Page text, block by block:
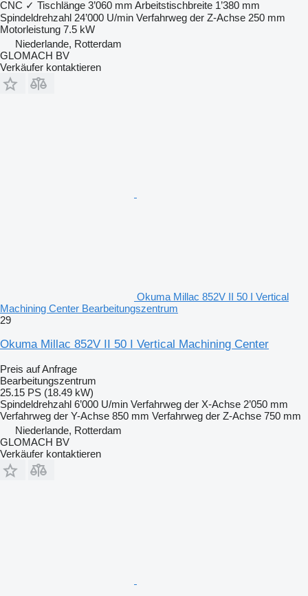
CNC ✓ Tischlänge 3’060 mm Arbeitstischbreite 1’380 mm
Spindeldrehzahl 24’000 U/min Verfahrweg der Z-Achse 250 mm
Motorleistung 7.5 kW
Niederlande, Rotterdam
GLOMACH BV
Verkäufer kontaktieren
Okuma Millac 852V II 50 I Vertical
Machining Center Bearbeitungszentrum
29
Okuma Millac 852V II 50 I Vertical Machining Center
Preis auf Anfrage
Bearbeitungszentrum
25.15 PS (18.49 kW)
Spindeldrehzahl 6’000 U/min Verfahrweg der X-Achse 2’050 mm
Verfahrweg der Y-Achse 850 mm Verfahrweg der Z-Achse 750 mm
Niederlande, Rotterdam
GLOMACH BV
Verkäufer kontaktieren